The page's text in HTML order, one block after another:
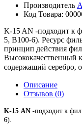
Производитель
Код Товара:
K-15 AN -подходит
5, B100-6). Ресурс
принцип действия
Высококачественный
содержащий серебро,
Описание
Отзывов (0)
K-15 AN -подходит к
6).